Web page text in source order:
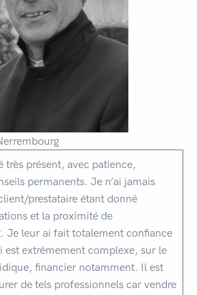
très présent, avec patience,
permanents. Je n’ai jamais
prestataire étant donné
et la proximité de
Je leur ai fait totalement confiance
est extrêmement complexe, sur le
financier notamment. Il est
de tels professionnels car vendre